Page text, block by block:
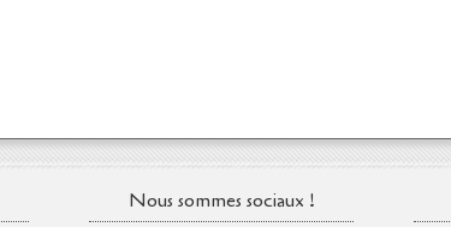
Nous sommes sociaux !